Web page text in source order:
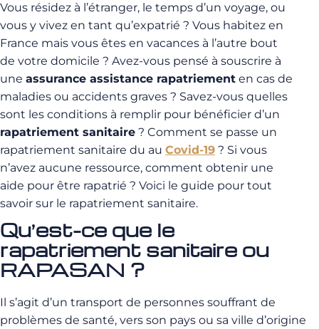
Vous résidez à l’étranger, le temps d’un voyage, ou
vous y vivez en tant qu’expatrié ? Vous habitez en
France mais vous êtes en vacances à l’autre bout
de votre domicile ? Avez-vous pensé à souscrire à
une assurance assistance rapatriement en cas de
maladies ou accidents graves ? Savez-vous quelles
sont les conditions à remplir pour bénéficier d’un
rapatriement sanitaire ? Comment se passe un
rapatriement sanitaire du au Covid-19 ? Si vous
n’avez aucune ressource, comment obtenir une
aide pour être rapatrié ? Voici le guide pour tout
savoir sur le rapatriement sanitaire.
Qu’est-ce que le
rapatriement sanitaire ou
RAPASAN ?
Il s’agit d’un transport de personnes souffrant de
problèmes de santé, vers son pays ou sa ville d’origine